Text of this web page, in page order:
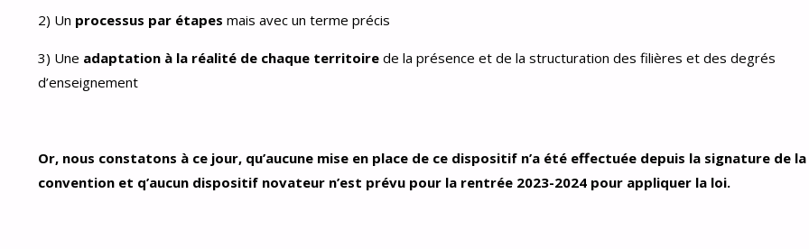
2) Un processus par étapes mais avec un terme précis
3) Une adaptation à la réalité de chaque territoire de la présence et de la structuration des filières et des degrés
d’enseignement
Or, nous constatons à ce jour, qu’aucune mise en place de ce dispositif n’a été effectuée depuis la signature de la
convention et q’aucun dispositif novateur n’est prévu pour la rentrée 2023-2024 pour appliquer la loi.